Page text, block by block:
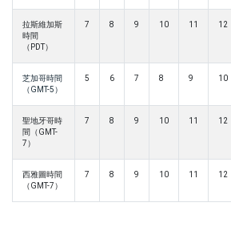
拉斯維加斯
時間
（PDT）
7 8 9 10 11 12
芝加哥時間
（GMT-5）
5 6 7 8 9 10
聖地牙哥時
間（GMT-
7）
7 8 9 10 11 12
西雅圖時間
（GMT-7）
7 8 9 10 11 12